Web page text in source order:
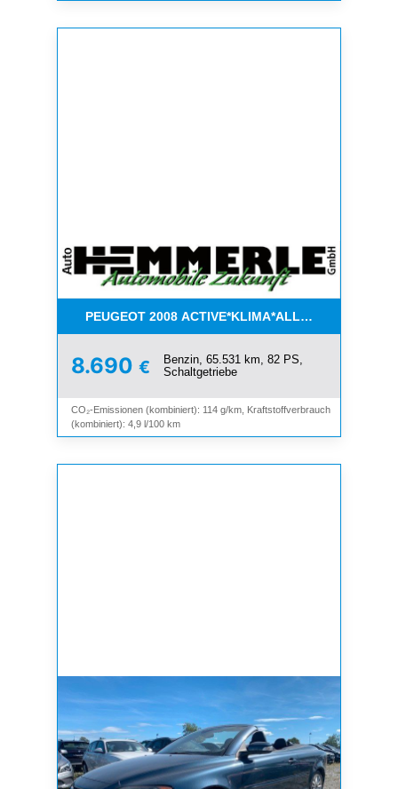
PEUGEOT 2008
8.690 €
Benzin, 65.531 km, 82 PS,
Schaltgetriebe
CO₂-Emissionen (kombiniert): 114 g/km, Kraftstoffverbrauch
(kombiniert): 4,9 l/100 km